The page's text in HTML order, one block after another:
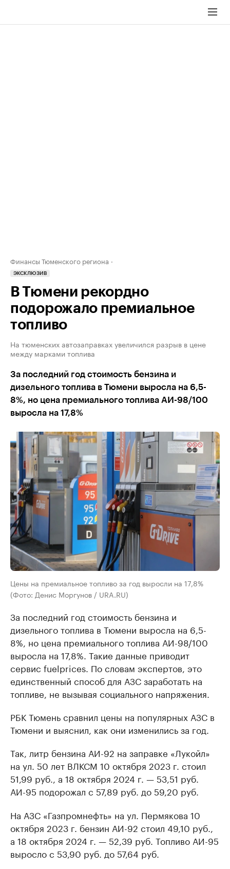
Финансы Тюменского региона
ЭКСКЛЮЗИВ
В Тюмени рекордно
подорожало премиальное
топливо
На тюменских автозаправках увеличился разрыв в цене
между марками топлива
За последний год стоимость бензина и
дизельного топлива в Тюмени выросла на 6,5-
8%, но цена премиального топлива АИ-98/100
выросла на 17,8%
Цены на премиальное топливо за год выросли на 17,8%
(Фото: Денис Моргунов / URA.RU)
За последний год стоимость бензина и
дизельного топлива в Тюмени выросла на 6,5-
8%, но цена премиального топлива АИ-98/100
выросла на 17,8%. Такие данные приводит
сервис fuelprices. По словам экспертов, это
единственный способ для АЗС заработать на
топливе, не вызывая социального напряжения.
РБК Тюмень сравнил цены на популярных АЗС в
Тюмени и выяснил, как они изменились за год.
Так, литр бензина АИ-92 на заправке «Лукойл»
на ул. 50 лет ВЛКСМ 10 октября 2023 г. стоил
51,99 руб., а 18 октября 2024 г. — 53,51 руб.
АИ-95 подорожал с 57,89 руб. до 59,20 руб.
На АЗС «Газпромнефть» на ул. Пермякова 10
октября 2023 г. бензин АИ-92 стоил 49,10 руб.,
а 18 октября 2024 г. — 52,39 руб. Топливо АИ-95
выросло с 53,90 руб. до 57,64 руб.